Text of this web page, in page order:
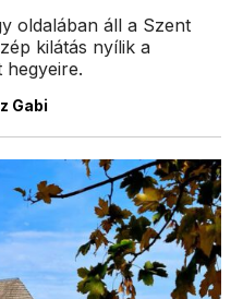
oldalában áll a Szent
kilátás nyílik a
hegyeire.
Gabi